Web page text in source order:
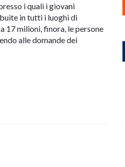
i quali i giovani
in tutti i luoghi di
17 milioni, finora, le persone
alle domande dei